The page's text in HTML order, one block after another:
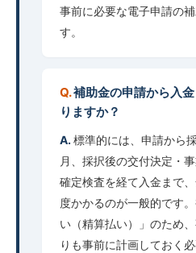
事前に必要な電子申請の
す。
補助金の申請から入
りますか？
標準的には、申請から
月、採択後の交付決定・
確定検査を経て入金まで
度かかるのが一般的です
い（精算払い）」のため
りも事前に計画しておく必